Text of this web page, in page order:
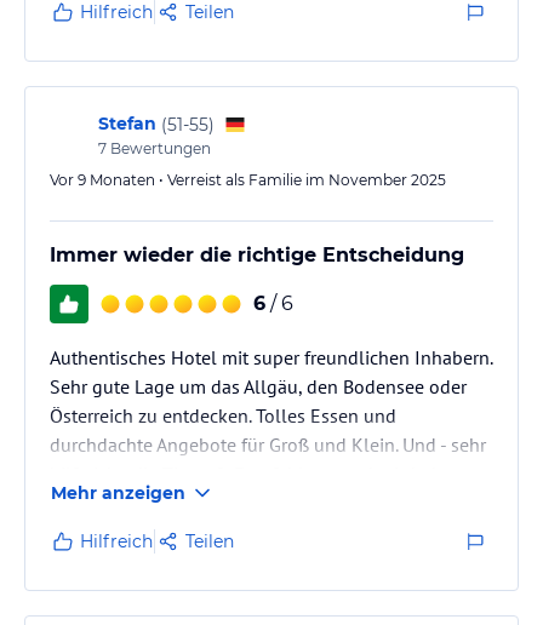
Hilfreich Teilen
Stefan (51-55)
7 Bewertungen
Vor 9 Monaten • Verreist als Familie im November 2025
Immer wieder die richtige Entscheidung
6 / 6
Authentisches Hotel mit super freundlichen Inhabern.
Sehr gute Lage um das Allgäu, den Bodensee oder
Österreich zu entdecken. Tolles Essen und
durchdachte Angebote für Groß und Klein. Und - sehr
sowie die Auslage von Flyern sind bestens dazu
geeignet, die eigene Tagesplanung optimieren. Vor
allem, wenn man spontan anreist, bekommt man
sehr schnell viele Ideen. Und das Hotel selbst? Ob
nun die Wallbox zum Auto laden, Flipper & Kicker für
Mehr anzeigen
Hilfreich Teilen